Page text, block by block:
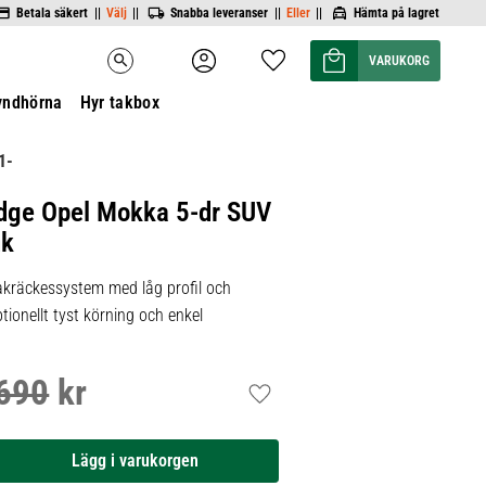
Betala säkert || Välj || Snabba leveranser || Eller || Hämta på lagret
search Favoriter
Kundvagn
Hyr takbox
Opel Mokka 5-dr SUV
med låg profil och
tyst körning och enkel
pris:
kr Lägg till i favoriter